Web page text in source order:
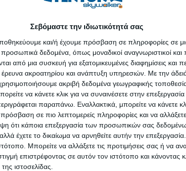
Σεβόμαστε την ιδιωτικότητά σας
και/ή έχουμε πρόσβαση σε πληροφορίες σε
δεδομένα, όπως μοναδικοί αναγνωριστικοί
από μια συσκευή για εξατομικευμένες διαφημίσεις και
έρευνα ακροατηρίου και ανάπτυξη υπηρεσιών. Με την
ακριβή δεδομένα γεωγραφικής
να κάνετε κλικ για να συναινέσετε στην
παραπάνω. Εναλλακτικά, μπορείτε να κάνετε
σε πιο λεπτομερείς πληροφορίες και να
ότι κάποια επεξεργασία των προσωπικών σας
έχετε το δικαίωμα να αρνηθείτε αυτήν την
Μπορείτε να αλλάξετε τις προτιμήσεις σας ή να
επιστρέφοντας σε αυτόν τον ιστότοπο και κάνοντας
ιστοσελίδας.
της κυβέρνησης στα Σκόπια, δίπλα στη σημαία
Ζόραν Ζάεφ και θα εγκαινιαστεί η νέα ονομασία της
της Δημοκρατίας της Μακεδονίας» και αναμένεται να
Όπως μεταδίδει το ΑΠΕ-ΜΠΕ, η Δημοκρατία
γραμματέα των Ηνωμένων Εθνών Αντόνιο Γκουτέρες
τέλος στις διμερείς διαφορές που εδώ και δεκαετίες
μέλη, οι χώρες-παρατηρητές του Οργανισμού, καθώς
ημέρες θα προετοιμάσει ένα εθνικό σχέδιο
της ονομασίας από τους κρατικούς θεσμούς,
Επίσης, οι οργανισμοί τοπικής αυτοδιοίκησης θα
θα σταλούν και στις δημόσιες υπηρεσίες. Η